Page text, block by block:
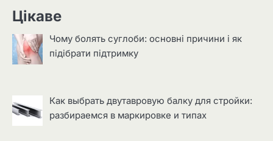
Цікаве
Чому болять суглоби: основні причини і як
підібрати підтримку
Как выбрать двутавровую балку для стройки:
разбираемся в маркировке и типах